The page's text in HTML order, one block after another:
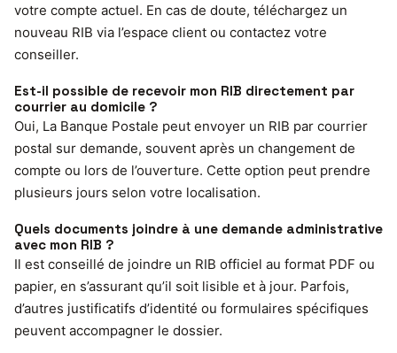
votre compte actuel. En cas de doute, téléchargez un
nouveau RIB via l’espace client ou contactez votre
conseiller.
Est-il possible de recevoir mon RIB directement par
courrier au domicile ?
Oui, La Banque Postale peut envoyer un RIB par courrier
postal sur demande, souvent après un changement de
compte ou lors de l’ouverture. Cette option peut prendre
plusieurs jours selon votre localisation.
Quels documents joindre à une demande administrative
avec mon RIB ?
Il est conseillé de joindre un RIB officiel au format PDF ou
papier, en s’assurant qu’il soit lisible et à jour. Parfois,
d’autres justificatifs d’identité ou formulaires spécifiques
peuvent accompagner le dossier.